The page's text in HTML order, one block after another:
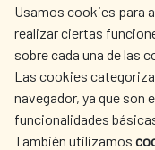
Usamos cookies para
realizar ciertas
sobre cada una de las
Las cookies
navegador, ya que son
funcionalidades
También utilizamos
AECID
SPANISH
ACTION
CULTURE AND